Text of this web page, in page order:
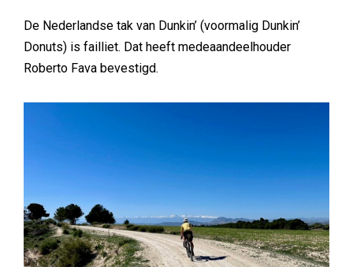
De Nederlandse tak van Dunkin’ (voormalig Dunkin’
Donuts) is failliet. Dat heeft medeaandeelhouder
Roberto Fava bevestigd.